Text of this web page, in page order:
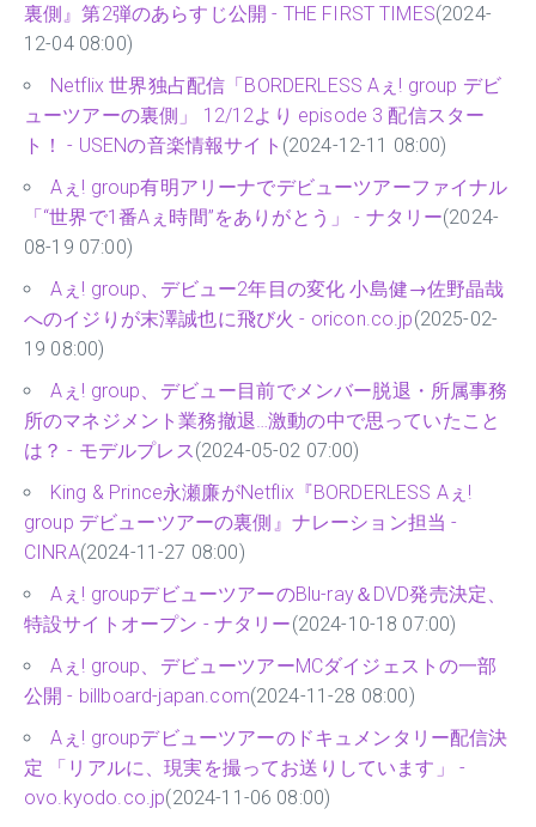
裏側』第2弾のあらすじ公開 - THE FIRST TIMES(2024-
12-04 08:00)
Netflix 世界独占配信「BORDERLESS Aぇ! group デビ
ューツアーの裏側」 12/12より episode 3 配信スター
ト！ - USENの音楽情報サイト (2024-12-11 08:00)
Aぇ! group有明アリーナでデビューツアーファイナル
「“世界で1番Aぇ時間”をありがとう」 - ナタリー(2024-
08-19 07:00)
Aぇ! group、デビュー2年目の変化 小島健→佐野晶哉
へのイジりが末澤誠也に飛び火 - oricon.co.jp(2025-02-
19 08:00)
Aぇ! group、デビュー目前でメンバー脱退・所属事務
所のマネジメント業務撤退…激動の中で思っていたこと
は？ - モデルプレス(2024-05-02 07:00)
King & Prince永瀬廉がNetflix『BORDERLESS Aぇ!
group デビューツアーの裏側』ナレーション担当 -
CINRA(2024-11-27 08:00)
Aぇ! groupデビューツアーのBlu-ray＆DVD発売決定、
特設サイトオープン - ナタリー(2024-10-18 07:00)
Aぇ! group、デビューツアーMCダイジェストの一部
公開 - billboard-japan.com(2024-11-28 08:00)
Aぇ! groupデビューツアーのドキュメンタリー配信決
定 「リアルに、現実を撮ってお送りしています」 -
ovo.kyodo.co.jp(2024-11-06 08:00)